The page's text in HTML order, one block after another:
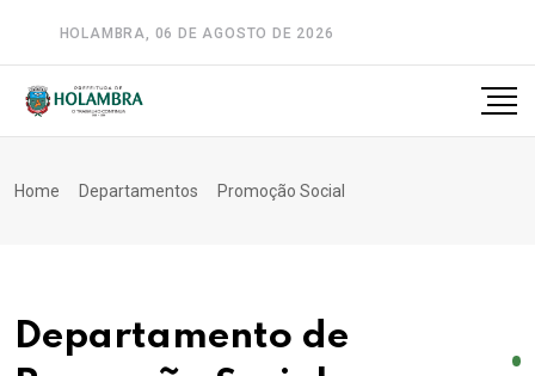
HOLAMBRA, 06 DE AGOSTO DE 2026
Home Departamentos Promoção Social
Departamento de